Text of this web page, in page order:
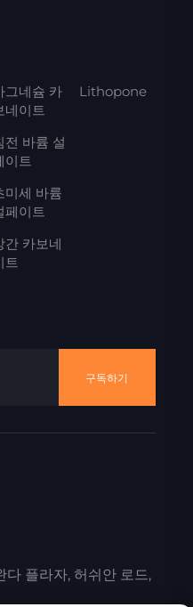
그네슘 카
네이트
전 바륨 설
이트
미세 바륨
페이트
간 카보네
트
Lithopone
구독하기
플라자, 허쉬안 로드,